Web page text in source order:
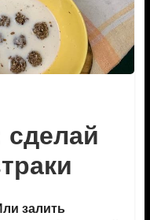
сделай
залить